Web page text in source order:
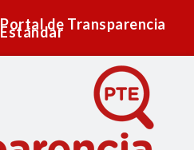
Portal de Transparencia
Estándar